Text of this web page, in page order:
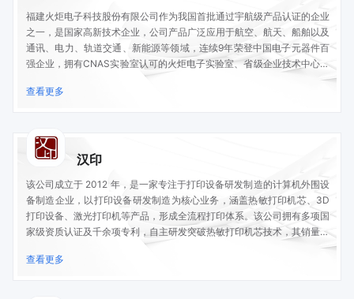
福建火炬电子科技股份有限公司作为我国首批通过宇航级产品认证的企业
之一，是国家高新技术企业，公司产品广泛应用于航空、航天、船舶以及
通讯、电力、轨道交通、新能源等领域，连续9年荣登中国电子元器件百
强企业，拥有CNAS实验室认可的火炬电子实验室、省级企业技术中心、
省级工程研究中心，设立国家博士后科研工作站。
查看更多
汉印
该公司成立于 2012 年，是一家专注于打印设备研发制造的计算机外围设
备制造企业，以打印设备研发制造为核心业务，涵盖热敏打印机芯、3D
打印设备、激光打印机等产品，形成全流程打印体系。该公司拥有多项国
家级资质认证及千余项专利，自主研发突破热敏打印机芯技术，其销量曾
连续多年全球第一，还与高校共建实验室推进 3D 打印技术落地，并持续
推出兼容国产系统的打印新品。
查看更多